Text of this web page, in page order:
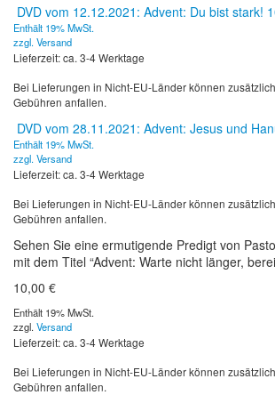
DVD vom 12.12.2021: Advent: Du bist stark!
Enthält 19% MwSt.
zzgl. Versand
Lieferzeit: ca. 3-4 Werktage
Bei Lieferungen in Nicht-EU-Länder können
Gebühren anfallen.
DVD vom 28.11.2021: Advent: Jesus und
Enthält 19% MwSt.
zzgl. Versand
Lieferzeit: ca. 3-4 Werktage
Bei Lieferungen in Nicht-EU-Länder können
Gebühren anfallen.
Sehen Sie eine ermutigende Predigt von
mit dem Titel “Advent: Warte nicht länger,
10,00 €
Enthält 19% MwSt.
zzgl. Versand
Lieferzeit: ca. 3-4 Werktage
Bei Lieferungen in Nicht-EU-Länder können
Gebühren anfallen.